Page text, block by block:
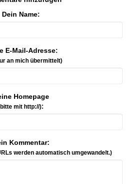
Dein Name:
E-Mail-Adresse:
an mich übermittelt)
Homepage
mit http://):
Kommentar:
werden automatisch umgewandelt.)